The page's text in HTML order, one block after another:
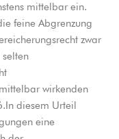
mittelbar ein.
feine Abgrenzung
zwar
wirkenden
diesem Urteil
eine